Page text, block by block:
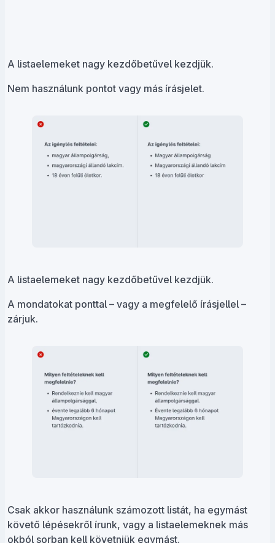
A listaelemeket nagy kezdőbetűvel kezdjük.
Nem használunk pontot vagy más írásjelet.
A listaelemeket nagy kezdőbetűvel kezdjük.
A mondatokat ponttal – vagy a megfelelő írásjellel –
zárjuk.
Csak akkor használunk számozott listát, ha egymást
követő lépésekről írunk, vagy a listaelemeknek más
okból sorban kell követniük egymást.